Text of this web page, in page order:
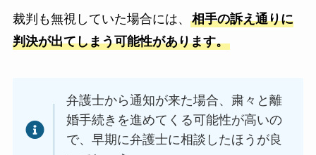
裁判も無視していた場合には、 相手の訴え通りに
判決が出てしまう可能性があります。
弁護士から通知が来た場合、粛々と離
婚手続きを進めてくる可能性が高いの
で、早期に弁護士に相談したほうが良